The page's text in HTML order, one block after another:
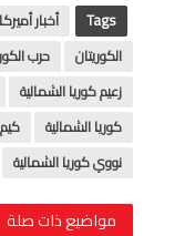
Tags أخبار أميركا
الكوريتان
حرب
زعيم كوريا الشمالية
كوريا الشمالية
كيم
نووي كوريا الشمالية
مواضيع ذات صلة